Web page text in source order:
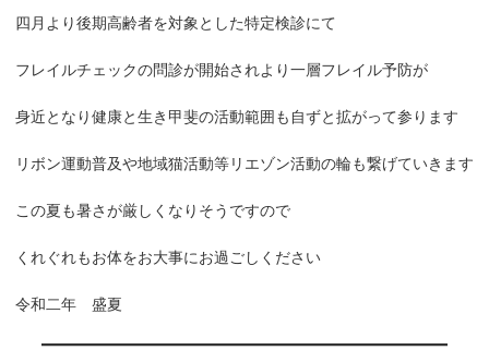
四月より後期高齢者を対象とした特定検診にて
フレイルチェックの問診が開始されより一層フレイル予防が
身近となり健康と生き甲斐の活動範囲も自ずと拡がって参ります
リボン運動普及や地域猫活動等リエゾン活動の輪も繋げていきます
この夏も暑さが厳しくなりそうですので
くれぐれもお体をお大事にお過ごしください
令和二年 盛夏